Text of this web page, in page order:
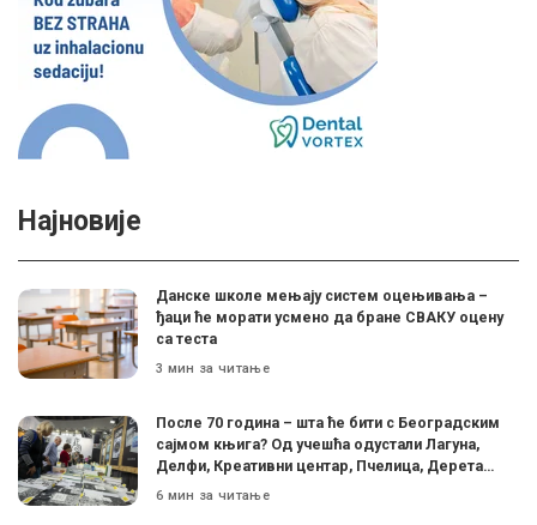
Најновије
Данске школе мењају систем оцењивања –
ђаци ће морати усмено да бране СВАКУ оцену
са теста
3 мин за читање
После 70 година – шта ће бити с Београдским
сајмом књига? Од учешћа одустали Лагуна,
Делфи, Креативни центар, Пчелица, Дерета…
6 мин за читање